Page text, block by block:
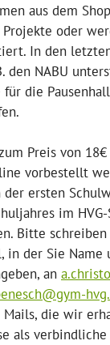
aus dem
oder
In den
den NABU
für die
Preis von
vorbestellt
der ersten
im HVG-
Bitte
in der Sie Name
an
die wir
als